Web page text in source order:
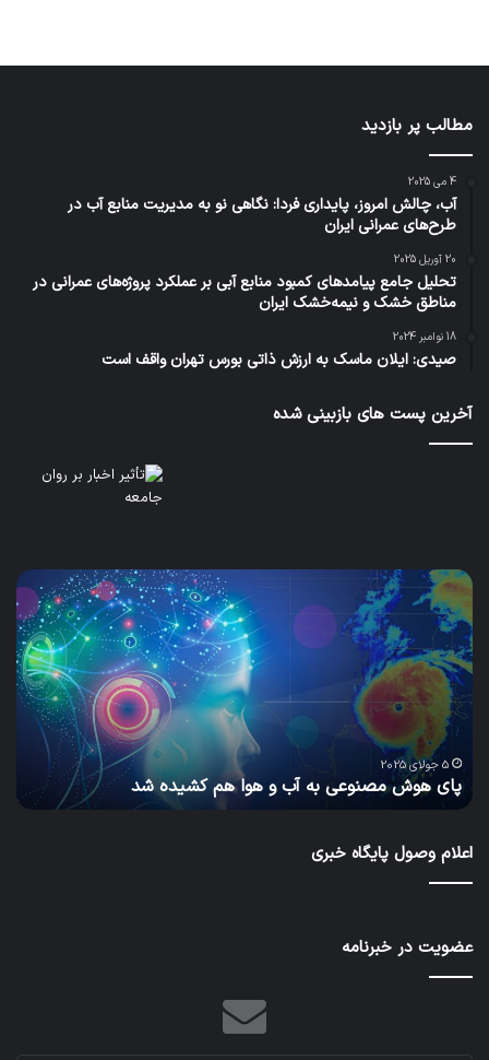
مطالب پر بازدید
4 می 2025
آب، چالش امروز، پایداری فردا: نگاهی نو به مدیریت منابع آب در
طرح‌های عمرانی ایران
20 آوریل 2025
تحلیل جامع پیامدهای کمبود منابع آبی بر عملکرد پروژه‌های عمرانی در
مناطق خشک و نیمه‌خشک ایران
18 نوامبر 2024
صیدی: ایلان ماسک به ارزش ذاتی بورس تهران واقف است
آخرین پست های بازبینی شده
پای
هوش
مصنوعی
به
آب
هوا
هم
کشیده
شد
5 جولای 2025
پای هوش مصنوعی به آب و هوا هم کشیده شد
و
اعلام وصول پایگاه خبری
عضویت در خبرنامه